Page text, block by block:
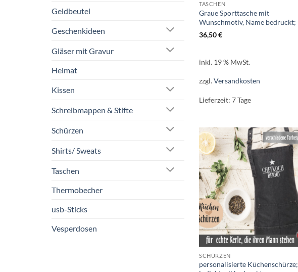
Geldbeutel
Geschenkideen
Gläser mit Gravur
Heimat
Kissen
Schreibmappen & Stifte
Schürzen
Shirts/ Sweats
Taschen
Thermobecher
usb-Sticks
Vesperdosen
TASCHEN
Graue Sporttasche mit
Wunschmotiv, Name bedruckt;
36,50€
inkl. 19 % MwSt.
zzgl.Versandkosten
Lieferzeit:7 Tage
SCHÜRZEN
personalisierte Küchenschürze;